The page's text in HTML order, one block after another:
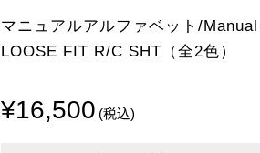
マニュアルアルファベット/
LOOSE FIT R/C SHT（全2色）
¥16,500 (税込)